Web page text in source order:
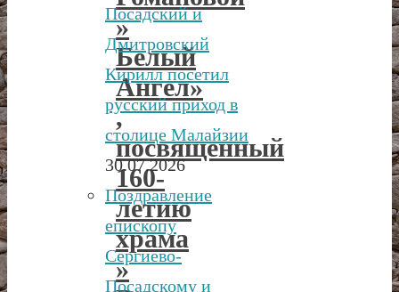
»
Белый
Ангел»
,
посвященный
160-
летию
храма
»
Посадский и
Дмитровский
Кирилл посетил
русский приход в
столице Малайзии
30.07.2026
Поздравление
епископу
Сергиево-
Посадскому и